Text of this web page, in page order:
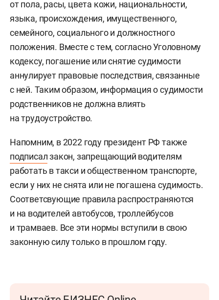
от пола, расы, цвета кожи, национальности,
языка, происхождения, имущественного,
семейного, социального и должностного
положения. Вместе с тем, согласно Уголовному
кодексу, погашение или снятие судимости
аннулирует правовые последствия, связанные
с ней. Таким образом, информация о судимости
родственников не должна влиять
на трудоустройство.
Напомним, в 2022 году президент РФ также
подписалзакон, запрещающий водителям
работать в такси и общественном транспорте,
если у них не снята или не погашена судимость.
Соответсвующие правила распространяются
и на водителей автобусов, троллейбусов
и трамваев. Все эти нормы вступили в свою
законную силу только в прошлом году.